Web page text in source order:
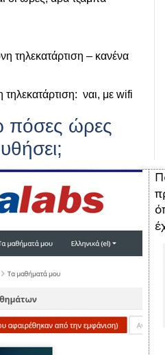
τηλεκατάρτιση – κανένα
ναι, με wifi
ώρες